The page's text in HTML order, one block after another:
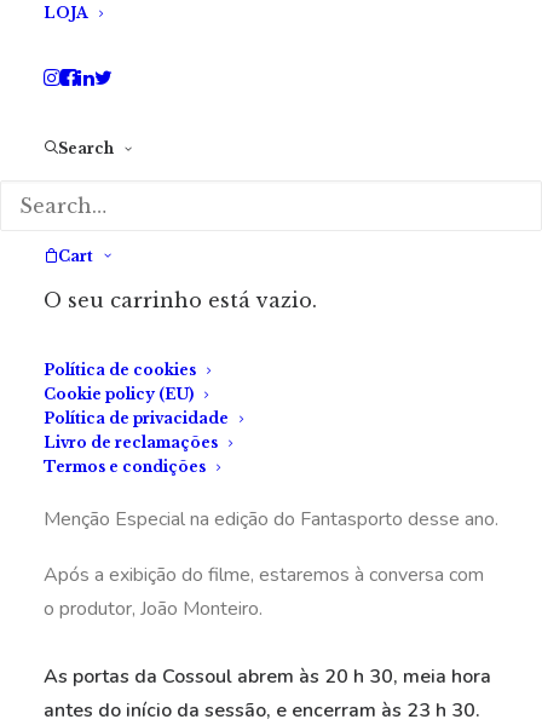
LOJA
Search
Cart
O seu carrinho está vazio.
Política de cookies
Cookie policy (EU)
Política de privacidade
Livro de reclamações
Termos e condições
Há histórias de terror que podiam ser um drama. Em
conversa com a Fábrica do Terror, em 2022, Eduardo
Cruz caracterizou o seu filme-estreia como um drama
Menção Especial na edição do Fantasporto desse ano.
Após a exibição do filme, estaremos à conversa com
o produtor, João Monteiro.
As portas da Cossoul abrem às 20 h 30, meia hora
antes do início da sessão, e encerram às 23 h 30.